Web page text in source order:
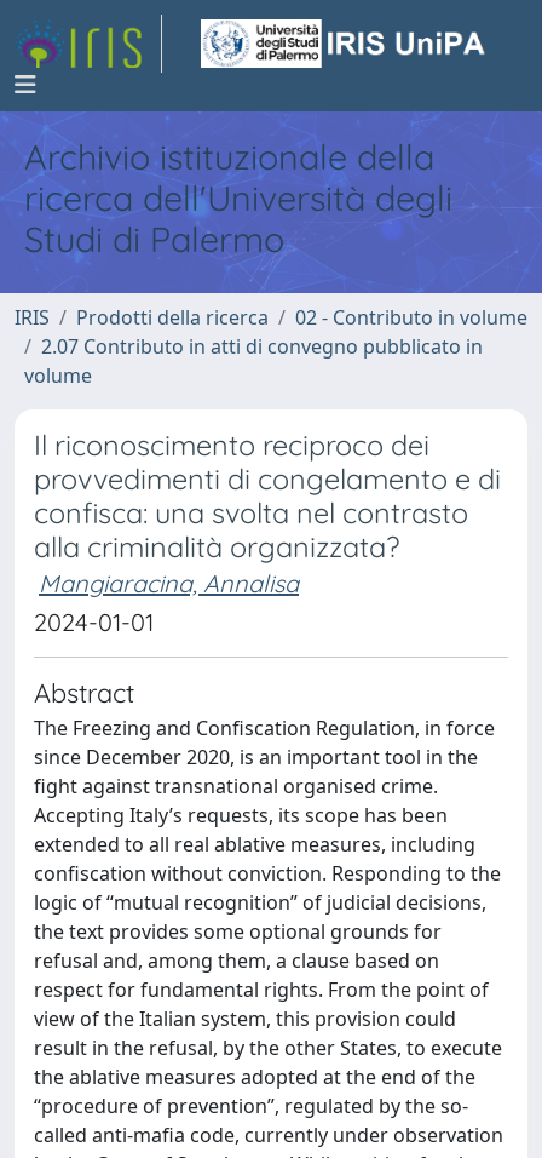
Archivio istituzionale della
ricerca dell'Università degli
Studi di Palermo
IRIS Prodotti della ricerca
02 - Contributo in volume
2.07 Contributo in atti di convegno pubblicato in
volume
Il riconoscimento reciproco dei
provvedimenti di congelamento e di
confisca: una svolta nel contrasto
alla criminalità organizzata?
Mangiaracina, Annalisa
2024-01-01
Abstract
The Freezing and Confiscation Regulation, in force
since December 2020, is an important tool in the
fight against transnational organised crime.
Accepting Italy’s requests, its scope has been
extended to all real ablative measures, including
confiscation without conviction. Responding to the
logic of “mutual recognition” of judicial decisions,
the text provides some optional grounds for
refusal and, among them, a clause based on
respect for fundamental rights. From the point of
view of the Italian system, this provision could
result in the refusal, by the other States, to execute
the ablative measures adopted at the end of the
“procedure of prevention”, regulated by the so-
called anti-mafia code, currently under observation